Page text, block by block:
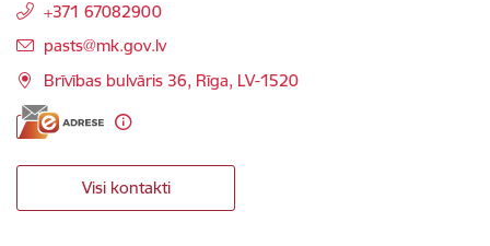
+371 67082900
E-pasts:
pasts@mk.gov.lv
Brīvības bulvāris 36, Rīga, LV-1520
Visi kontakti